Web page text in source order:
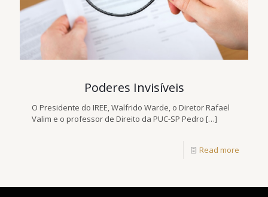
Poderes Invisíveis
O Presidente do IREE, Walfrido Warde, o Diretor Rafael
Valim e o professor de Direito da PUC-SP Pedro […]
Read more